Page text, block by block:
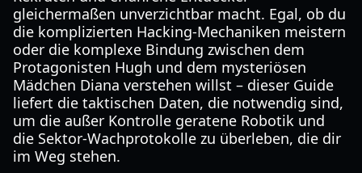
gleichermaßen unverzichtbar macht. Egal, ob du
die komplizierten Hacking-Mechaniken meistern
oder die komplexe Bindung zwischen dem
Protagonisten Hugh und dem mysteriösen
Mädchen Diana verstehen willst – dieser Guide
liefert die taktischen Daten, die notwendig sind,
um die außer Kontrolle geratene Robotik und
die Sektor-Wachprotokolle zu überleben, die dir
im Weg stehen.